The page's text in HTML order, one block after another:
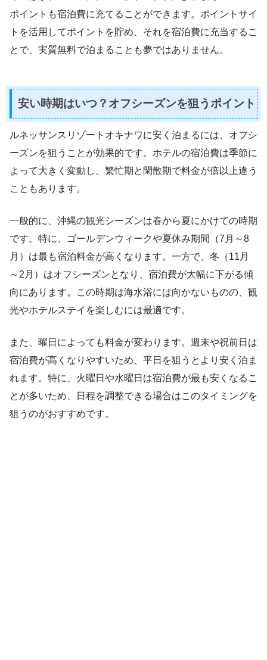
ポイントも宿泊費に充てることができます。ポイントサイ
トを活用してポイントを貯め、それを宿泊費に充当するこ
とで、実質無料で泊まることも夢ではありません。
安い時期はいつ？オフシーズンを狙うポイント
ルネッサンスリゾートオキナワに安く泊まるには、オフシ
ーズンを狙うことが効果的です。ホテルの宿泊費は季節に
よって大きく変動し、繁忙期と閑散期で料金が倍以上違う
こともあります。
一般的に、沖縄の観光シーズンは春から夏にかけての時期
です。特に、ゴールデンウィークや夏休み期間（7月～8
月）は最も宿泊料金が高くなります。一方で、冬（11月
～2月）はオフシーズンとなり、宿泊費が大幅に下がる傾
向にあります。この時期は海水浴には向かないものの、観
光やホテルステイを楽しむには最適です。
また、曜日によっても料金が変わります。週末や祝前日は
宿泊費が高くなりやすいため、平日を狙うとより安く泊ま
れます。特に、火曜日や水曜日は宿泊費が最も安くなるこ
とが多いため、日程を調整できる場合はこのタイミングを
狙うのがおすすめです。